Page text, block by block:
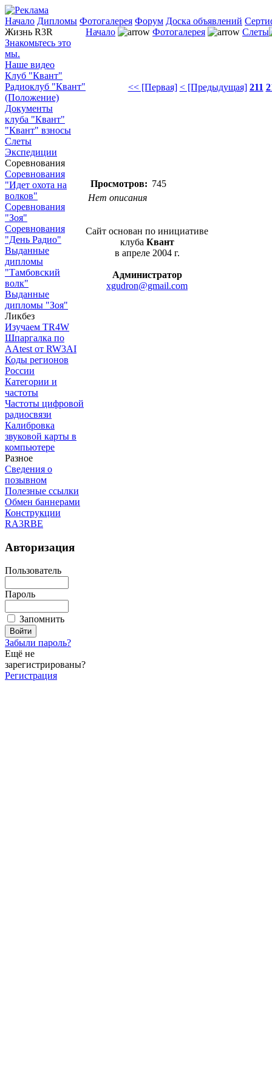
Начало Дипломы Фотогалерея Форум Доска объявлений
Жизнь R3R
Знакомьтесь это
мы.
Наше видео
Клуб "Квант"
Радиоклуб "Квант"
(Положение)
Документы
клуба "Квант"
"Квант" взносы
Слеты
Экспедиции
Соревнования
Соревнования
"Идет охота на
волков"
Соревнования
"Зоя"
Соревнования
"День Радио"
Выданные
дипломы
"Тамбовский
волк"
Выданные
дипломы "Зоя"
Ликбез
Изучаем TR4W
Шпаргалка по
AAtest от RW3AI
Коды регионов
России
Категории и
частоты
Частоты цифровой
радиосвязи
Калибровка
звуковой карты в
компьютере
Разное
Сведения о
позывном
Полезные ссылки
Обмен баннерами
Конструкции
RA3RBE
Авторизация
Пользователь
Пароль
Запомнить
Забыли пароль?
Ещё не
зарегистрированы?
Регистрация
Начало Фотогалерея Слеты
<< [Первая] < [Предыдущая] 211
Просмотров: 745
Нет описания
Сайт основан по инициативе
клуба Квант
в апреле 2004 г.
Администратор
xgudron@gmail.com